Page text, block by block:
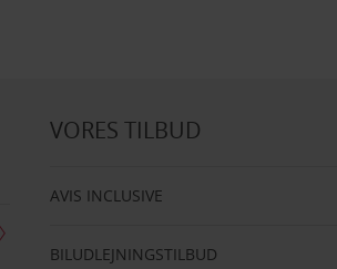
VORES TILBUD
AVIS INCLUSIVE
BILUDLEJNINGSTILBUD